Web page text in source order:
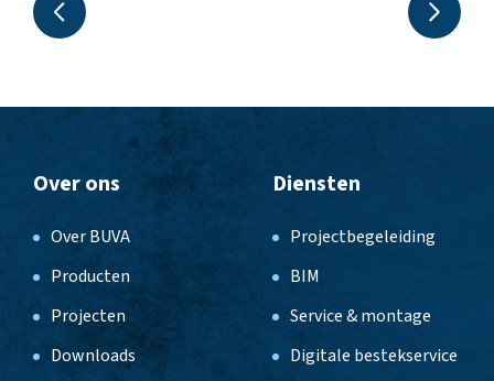
Over ons
Over BUVA
Producten
Projecten
Downloads
Diensten
Projectbegeleiding
BIM
Service & montage
Digitale bestekservice